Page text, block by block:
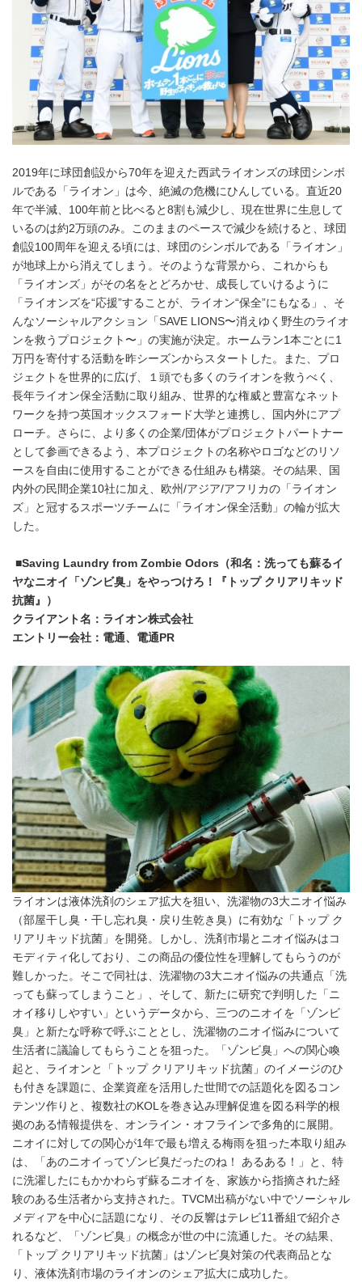
2019年に球団創設から70年を迎えた西武ライオンズの球団シンボ
ルである「ライオン」は今、絶滅の危機にひんしている。直近20
年で半減、100年前と比べると8割も減少し、現在世界に生息して
いるのは約2万頭のみ。このままのペースで減少を続けると、球団
創設100周年を迎える頃には、球団のシンボルである「ライオン」
が地球上から消えてしまう。そのような背景から、これからも
「ライオンズ」がその名をとどろかせ、成長していけるように
「ライオンズを“応援”することが、ライオン“保全”にもなる」、そ
んなソーシャルアクション「SAVE LIONS〜消えゆく野生のライオ
ンを救うプロジェクト〜」の実施が決定。ホームラン1本ごとに1
万円を寄付する活動を昨シーズンからスタートした。また、プロ
ジェクトを世界的に広げ、１頭でも多くのライオンを救うべく、
長年ライオン保全活動に取り組み、世界的な権威と豊富なネット
ワークを持つ英国オックスフォード大学と連携し、国内外にアプ
ローチ。さらに、より多くの企業/団体がプロジェクトパートナー
として参画できるよう、本プロジェクトの名称やロゴなどのリソ
ースを自由に使用することができる仕組みも構築。その結果、国
内外の民間企業10社に加え、欧州/アジア/アフリカの「ライオン
ズ」と冠するスポーツチームに「ライオン保全活動」の輪が拡大
した。
■Saving Laundry from Zombie Odors（和名：洗っても蘇るイ
ヤなニオイ「ゾンビ臭」をやっつけろ！『トップ クリアリキッド
抗菌』）
クライアント名：ライオン株式会社
エントリー会社：電通、電通PR
ライオンは液体洗剤のシェア拡大を狙い、洗濯物の3大ニオイ悩み
（部屋干し臭・干し忘れ臭・戻り生乾き臭）に有効な「トップ ク
リアリキッド抗菌」を開発。しかし、洗剤市場とニオイ悩みはコ
モディティ化しており、この商品の優位性を理解してもらうのが
難しかった。そこで同社は、洗濯物の3大ニオイ悩みの共通点「洗
っても蘇ってしまうこと」、そして、新たに研究で判明した「ニ
オイ移りしやすい」というデータから、三つのニオイを「ゾンビ
臭」と新たな呼称で呼ぶこととし、洗濯物のニオイ悩みについて
生活者に議論してもらうことを狙った。「ゾンビ臭」への関心喚
起と、ライオンと「トップ クリアリキッド抗菌」のイメージのひ
も付きを課題に、企業資産を活用した世間での話題化を図るコン
テンツ作りと、複数社のKOLを巻き込み理解促進を図る科学的根
拠のある情報提供を、オンライン・オフラインで多角的に展開。
ニオイに対しての関心が1年で最も増える梅雨を狙った本取り組み
は、「あのニオイってゾンビ臭だったのね！ あるある！」と、特
に洗濯したにもかかわらず蘇るニオイを、家族から指摘された経
験のある生活者から支持された。TVCM出稿がない中でソーシャル
メディアを中心に話題になり、その反響はテレビ11番組で紹介さ
れるなど、「ゾンビ臭」の概念が世の中に流通した。その結果、
「トップ クリアリキッド抗菌」はゾンビ臭対策の代表商品とな
り、液体洗剤市場のライオンのシェア拡大に成功した。